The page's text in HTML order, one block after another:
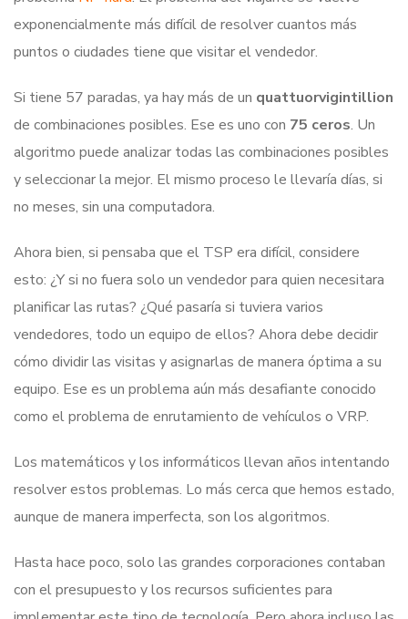
exponencialmente más difícil de resolver cuantos más
puntos o ciudades tiene que visitar el vendedor.
Si tiene 57 paradas, ya hay más de un quattuorvigintillion
de combinaciones posibles. Ese es uno con 75 ceros. Un
algoritmo puede analizar todas las combinaciones posibles
y seleccionar la mejor. El mismo proceso le llevaría días, si
no meses, sin una computadora.
Ahora bien, si pensaba que el TSP era difícil, considere
esto: ¿Y si no fuera solo un vendedor para quien necesitara
planificar las rutas? ¿Qué pasaría si tuviera varios
vendedores, todo un equipo de ellos? Ahora debe decidir
cómo dividir las visitas y asignarlas de manera óptima a su
equipo. Ese es un problema aún más desafiante conocido
como el problema de enrutamiento de vehículos o VRP.
Los matemáticos y los informáticos llevan años intentando
resolver estos problemas. Lo más cerca que hemos estado,
aunque de manera imperfecta, son los algoritmos.
Hasta hace poco, solo las grandes corporaciones contaban
con el presupuesto y los recursos suficientes para